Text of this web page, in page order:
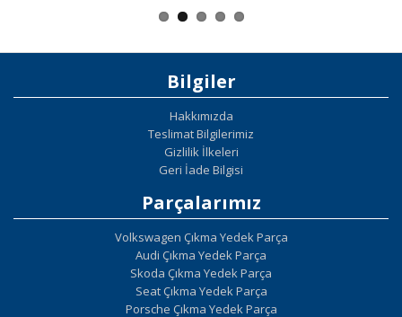
Bilgiler
Hakkımızda
Teslimat Bilgilerimiz
Gizlilik İlkeleri
Geri İade Bilgisi
Parçalarımız
Volkswagen Çıkma Yedek Parça
Audi Çıkma Yedek Parça
Skoda Çıkma Yedek Parça
Seat Çıkma Yedek Parça
Porsche Çıkma Yedek Parça